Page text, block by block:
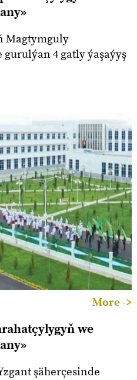
Magtymguly
4 gatly ýaşaýyş
More ->
we
şäherçesinde